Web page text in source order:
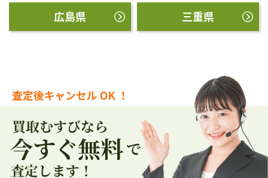
広島県 三重県